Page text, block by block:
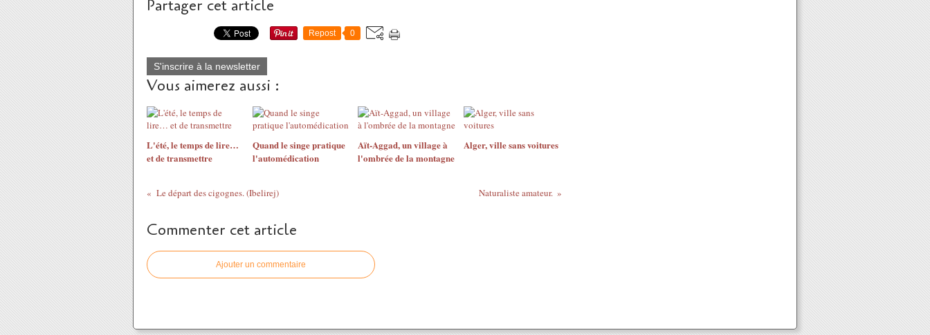
Partager cet article
Repost 0
S'inscrire à la newsletter
Vous aimerez aussi :
L'été, le temps de lire…
et de transmettre
Quand le singe pratique
l'automédication
Aït-Aggad, un village à
l'ombrée de la montagne
Alger, ville sans voitures
Le départ des cigognes. (Ibelirej) Naturaliste amateur.
Commenter cet article
Ajouter un commentaire